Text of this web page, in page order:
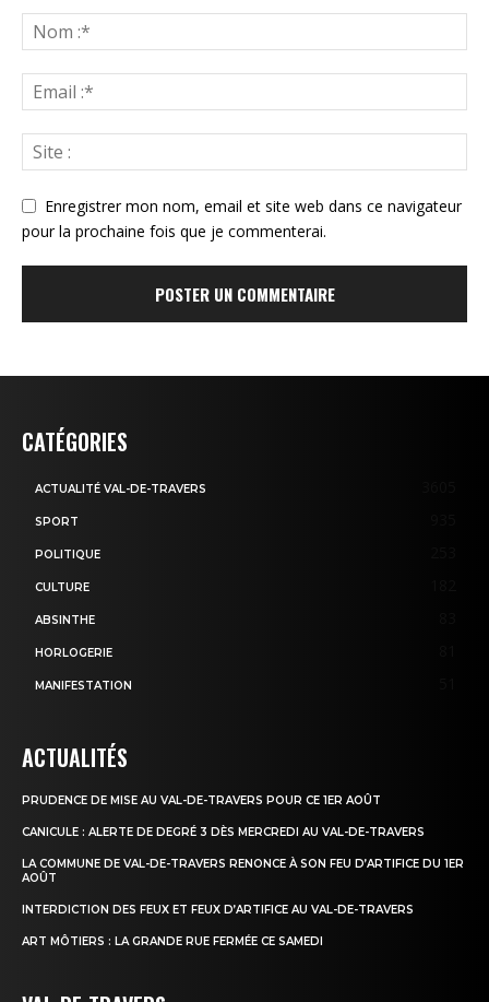
Enregistrer mon nom, email et site web dans ce navigateur
pour la prochaine fois que je commenterai.
CATÉGORIES
ACTUALITÉ VAL-DE-TRAVERS
SPORT
POLITIQUE
CULTURE
ABSINTHE
HORLOGERIE
MANIFESTATION
ACTUALITÉS
PRUDENCE DE MISE AU VAL-DE-TRAVERS POUR CE 1ER AOÛT
CANICULE : ALERTE DE DEGRÉ 3 DÈS MERCREDI AU VAL-DE-TRAVERS
LA COMMUNE DE VAL-DE-TRAVERS RENONCE À SON FEU D’ARTIFICE DU 1ER
AOÛT
INTERDICTION DES FEUX ET FEUX D’ARTIFICE AU VAL-DE-TRAVERS
ART MÔTIERS : LA GRANDE RUE FERMÉE CE SAMEDI